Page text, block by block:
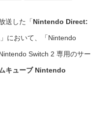
送した「Nintendo Direct:
」において、「Nintendo
Switch 2 専用のサー
キューブ Nintendo